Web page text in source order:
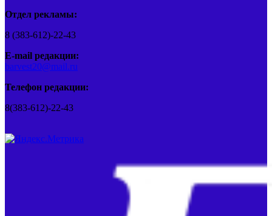
Отдел рекламы:
8 (383-612)-22-43
E-mail редакции:
barvest20@mail.ru
Телефон редакции:
8(383-612)-22-43